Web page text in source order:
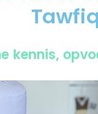
kennis,